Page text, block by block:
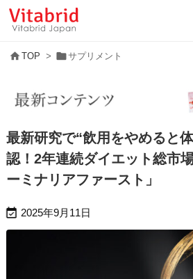
 TOP > サプリメント
最新研究で“飲用をやめると
認！2年連続ダイエット総市
ーミナリアファースト」
 2025年9月11日